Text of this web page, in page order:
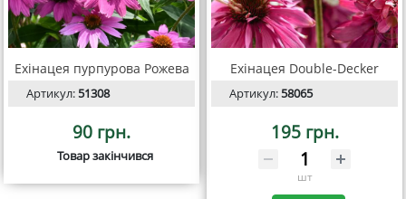
Ехінацея пурпурова Рожева
Артикул:51308
90 грн.
Товар закінчився
Ехінацея Double-Decker
Артикул:58065
195 грн.
шт